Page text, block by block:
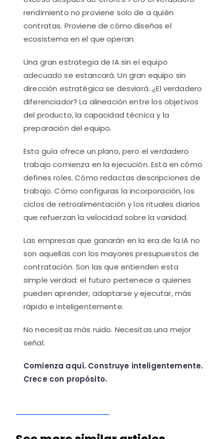
rendimiento no proviene solo de a quién
contratas. Proviene de cómo diseñas el
ecosistema en el que operan.
Una gran estrategia de IA sin el equipo
adecuado se estancará. Un gran equipo sin
dirección estratégica se desviará. ¿El verdadero
diferenciador? La alineación entre los objetivos
del producto, la capacidad técnica y la
preparación del equipo.
Esta guía ofrece un plano, pero el verdadero
trabajo comienza en la ejecución. Está en cómo
defines roles. Cómo redactas descripciones de
trabajo. Cómo configuras la incorporación, los
ciclos de retroalimentación y los rituales diarios
que refuerzan la velocidad sobre la vanidad.
Las empresas que ganarán en la era de la IA no
son aquellas con los mayores presupuestos de
contratación. Son las que entienden esta
simple verdad: el futuro pertenece a quienes
pueden aprender, adaptarse y ejecutar, más
rápido e inteligentemente.
No necesitas más ruido. Necesitas una mejor
señal.
Comienza aquí. Construye inteligentemente.
Crece con propósito.